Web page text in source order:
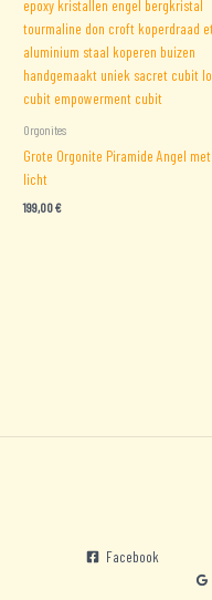
Orgonites
Grote Orgonite Piramide Angel met
licht
199,00€
Facebook